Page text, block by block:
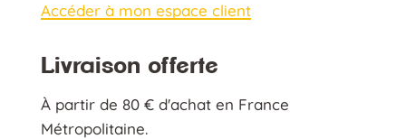
Accéder à mon espace client
Livraison offerte
À partir de 80 € d'achat en France
Métropolitaine.